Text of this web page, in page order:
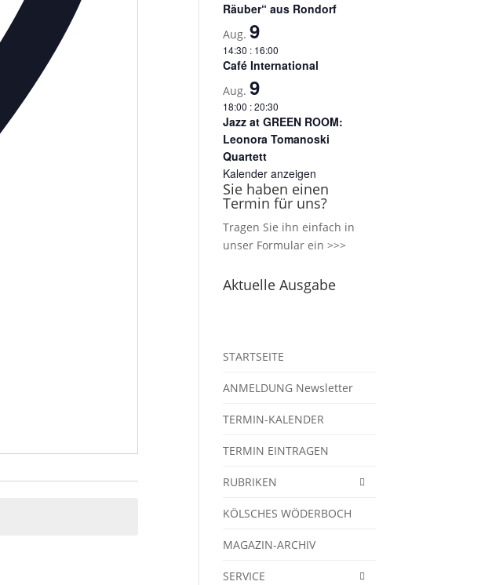
Räuber“ aus Rondorf
Aug.9
14:30 : 16:00
Café International
Aug.9
18:00 :20:30
Jazz at GREEN ROOM:
Leonora Tomanoski
Quartett
Kalender anzeigen
Sie haben einen
Termin für uns?
Tragen Sie ihn einfach in
unser Formular ein >>>
Aktuelle Ausgabe
STARTSEITE
ANMELDUNG Newsletter
TERMIN-KALENDER
TERMIN EINTRAGEN
RUBRIKEN
KÖLSCHES WÖDERBOCH
MAGAZIN-ARCHIV
SERVICE